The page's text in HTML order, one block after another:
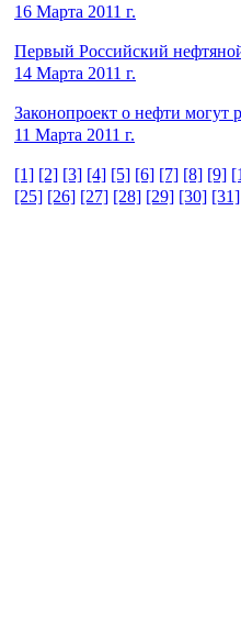
16 Марта 2011 г.
Первый Российский
14 Марта 2011 г.
Законопроект о нефти могут
11 Марта 2011 г.
[1] [2] [3] [4] [5] [6] [7] [8] [9]
[25] [26] [27] [28] [29] [30] [31]